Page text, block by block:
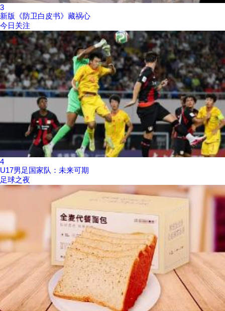
3
新版《防卫白皮书》藏祸心
今日关注
4
U17男足国家队：未来可期
足球之夜